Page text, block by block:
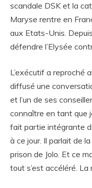
scandale DSK et la
Maryse rentre en
aux Etats-Unis.
défendre l’Elysée
L’exécutif a reproché
diffusé une
et l’un de ses
connaître en tant que
fait partie intégrante
à ce jour. Il parlait de
prison de Jolo. Et ce
tout s’est accéléré.